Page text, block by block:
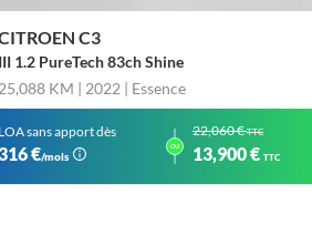
C3
III 1.2 PureTech 83ch Shine
25,088 KM | 2022 | Essence
LOA sans apport dès
€/mois
ou
22,060 €TTC
13,900 € TTC